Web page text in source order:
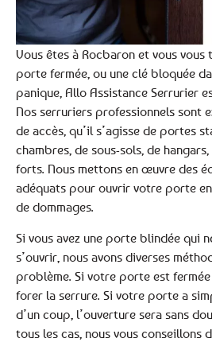
Vous êtes à Rocbaron et vous vous
porte fermée, ou une clé bloquée
panique, Allo Assistance Serrurier
Nos serruriers professionnels sont
de accès, qu’il s’agisse de portes
chambres, de sous-sols, de
forts. Nous mettons en œuvre des
adéquats pour ouvrir votre porte
de dommages.
Si vous avez une porte blindée qui
s’ouvrir, nous avons diverses
problème. Si votre porte est
forer la serrure. Si votre porte a
d’un coup, l’ouverture sera sans
tous les cas, nous vous conseillons